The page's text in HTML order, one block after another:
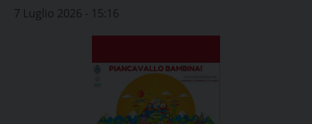
7 Luglio 2026 - 15:16